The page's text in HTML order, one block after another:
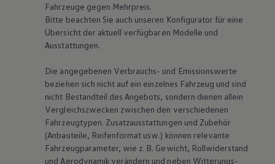
Fahrzeuge gegen Mehrpreis.
Bitte beachten Sie auch unseren Konfigurator für eine
Übersicht der aktuell verfügbaren Modelle und
Ausstattungen.
Die angegebenen Verbrauchs- und Emissionswerte
beziehen sich nicht auf ein einzelnes Fahrzeug und sind
nicht Bestandteil des Angebots, sondern dienen allein
Vergleichszwecken zwischen den verschiedenen
Fahrzeugtypen. Zusatzausstattungen und Zubehör
(Anbauteile, Reifenformat usw.) können relevante
Fahrzeugparameter, wie z. B. Gewicht, Rollwiderstand
und Aerodynamik verändern und neben Witterungs-